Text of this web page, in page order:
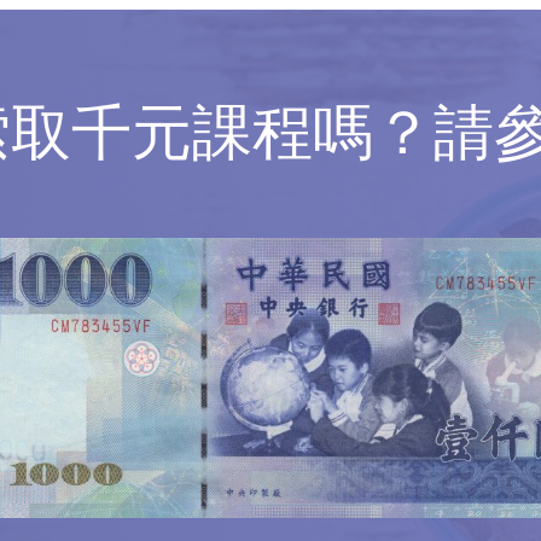
千元課程嗎？請